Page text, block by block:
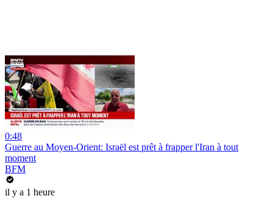
0:48
Guerre au Moyen-Orient: Israël est prêt à frapper l'Iran à tout
moment
BFM
il y a 1 heure